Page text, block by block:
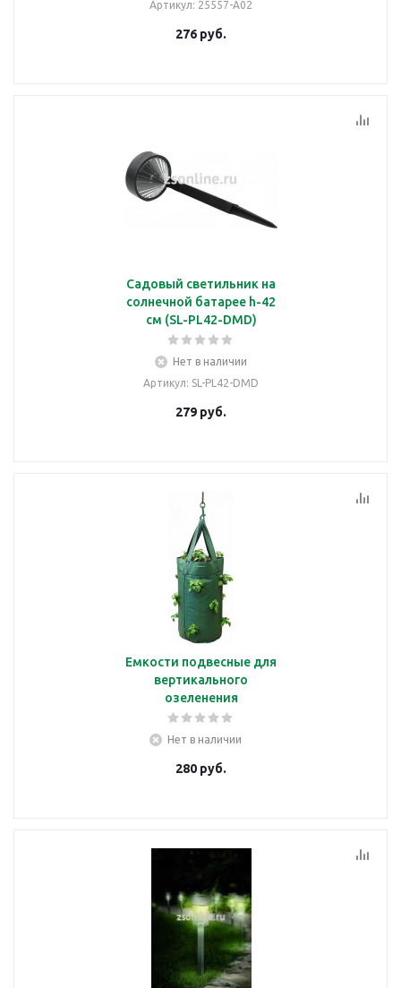
Артикул: 25557-А02
276 руб.
Садовый светильник на
солнечной батарее h-42
см (SL-PL42-DMD)
Нет в наличии
Артикул: SL-PL42-DMD
279 руб.
Емкости подвесные для
вертикального
озеленения
Нет в наличии
280 руб.